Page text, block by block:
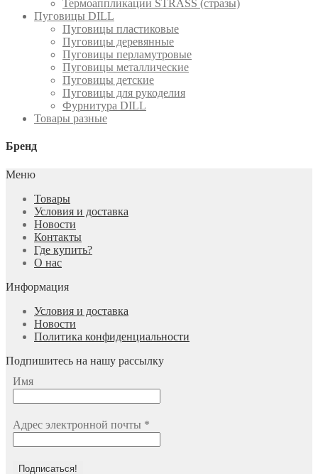
Термоаппликации STRASS (стразы)
Пуговицы DILL
Пуговицы пластиковые
Пуговицы деревянные
Пуговицы перламутровые
Пуговицы металлические
Пуговицы детские
Пуговицы для рукоделия
Фурнитура DILL
Товары разные
Бренд
Меню
Товары
Условия и доставка
Новости
Контакты
Где купить?
О нас
Информация
Условия и доставка
Новости
Политика конфиденциальности
Подпишитесь на нашу рассылку
Имя
Адрес электронной почты *